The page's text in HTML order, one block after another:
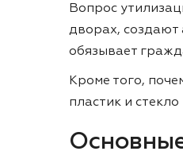
Вопрос
дворах, создают
обязывает
Кроме того,
пластик и